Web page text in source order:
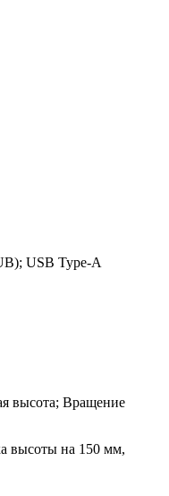
USB Type-A
высота; Вращение
высоты на 150 мм,